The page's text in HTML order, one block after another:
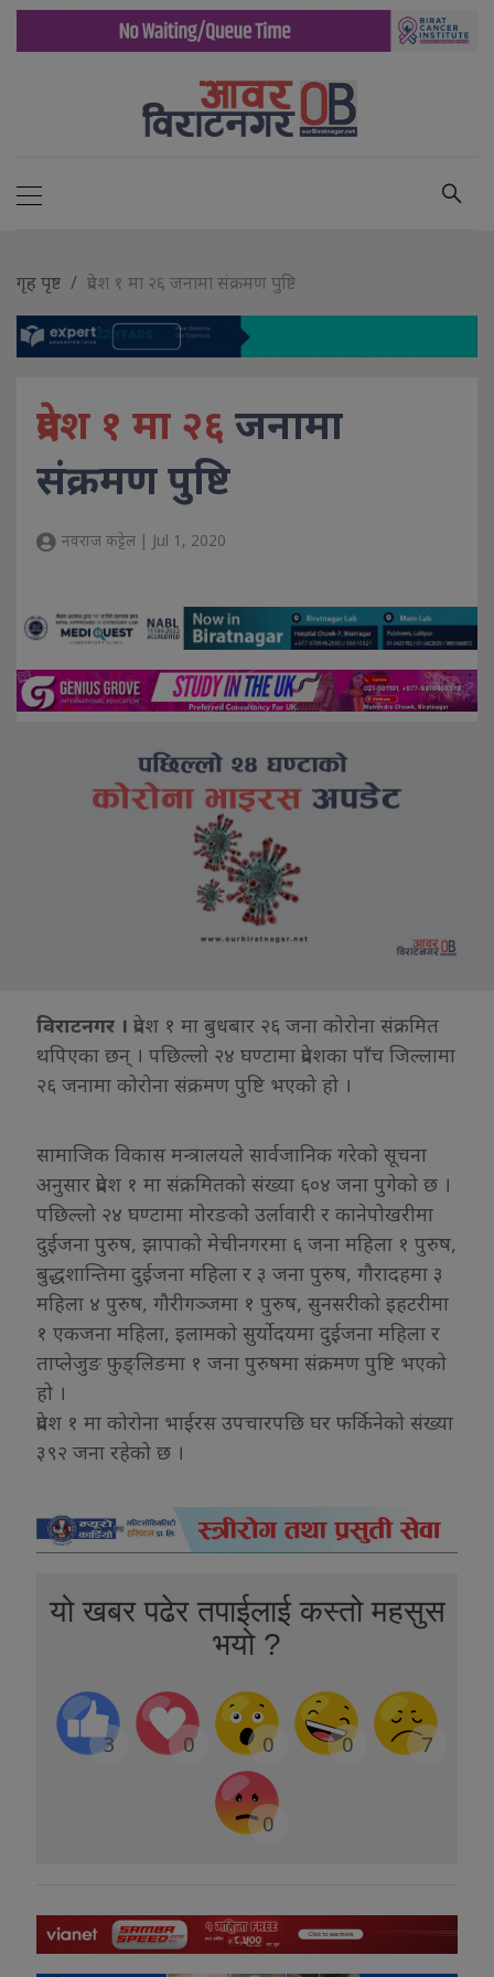
गृह पृष्ट प्रदेश १ मा २६ जनामा संक्रमण पुष्टि
प्रदेश १ मा २६ जनामा
संक्रमण पुष्टि
नवराज कट्टेल | Jul 1, 2020
विराटनगर । प्रदेश १ मा बुधबार २६ जना कोरोना संक्रमित
थपिएका छन् । पछिल्लो २४ घण्टामा प्रदेशका पाँच जिल्लामा
२६ जनामा कोरोना संक्रमण पुष्टि भएको हो ।
सामाजिक विकास मन्त्रालयले सार्वजानिक गरेको सूचना
अनुसार प्रदेश १ मा संक्रमितको संख्या ६०४ जना पुगेको छ ।
पछिल्लो २४ घण्टामा मोरङको उर्लावारी र कानेपोखरीमा
दुईजना पुरुष, झापाको मेचीनगरमा ६ जना महिला १ पुरुष,
बुद्धशान्तिमा दुईजना महिला र ३ जना पुरुष, गौरादहमा ३
महिला ४ पुरुष, गौरीगञ्जमा १ पुरुष, सुनसरीको इहटरीमा
१ एकजना महिला, इलामको सुर्योदयमा दुईजना महिला र
ताप्लेजुङ फुङ्लिङमा १ जना पुरुषमा संक्रमण पुष्टि भएको
हो ।
प्रदेश १ मा कोरोना भाईरस उपचारपछि घर फर्किनेको संख्या
३९२ जना रहेको छ ।
यो खबर पढेर तपाईलाई कस्तो महसुस
भयो ?
3 0 0 0 7
0